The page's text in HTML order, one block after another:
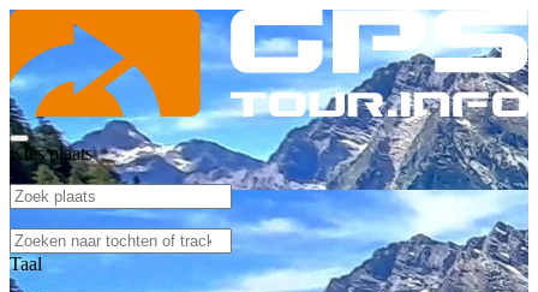
Kies plaats
Taal